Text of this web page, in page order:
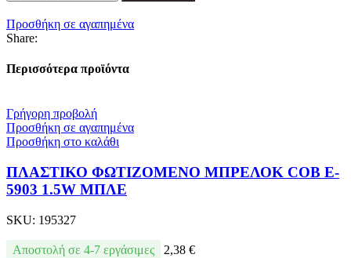
Προσθήκη σε αγαπημένα
Share:
Περισσότερα προϊόντα
Γρήγορη προβολή
Προσθήκη σε αγαπημένα
Προσθήκη στο καλάθι
ΠΛΑΣΤΙΚΟ ΦΩΤΙΖΟΜΕΝΟ ΜΠΡΕΛΟΚ COB E-
5903 1.5W ΜΠΛΕ
SKU: 195327
Αποστολή σε 4-7 εργάσιμες 2,38 €